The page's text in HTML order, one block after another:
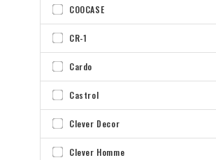
COOCASE
CR-1
Cardo
Castrol
Clever Decor
Clever Homme